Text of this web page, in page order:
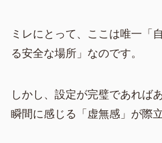
ミレにとって、ここは唯一「
る安全な場所」なのです。
しかし、設定が完璧であれば
瞬間に感じる「虚無感」が際